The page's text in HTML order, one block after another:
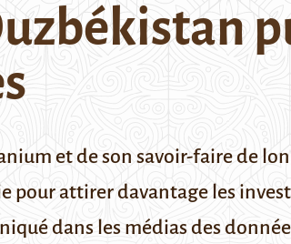
et de son savoir-faire de
pour attirer davantage les
dans les médias des